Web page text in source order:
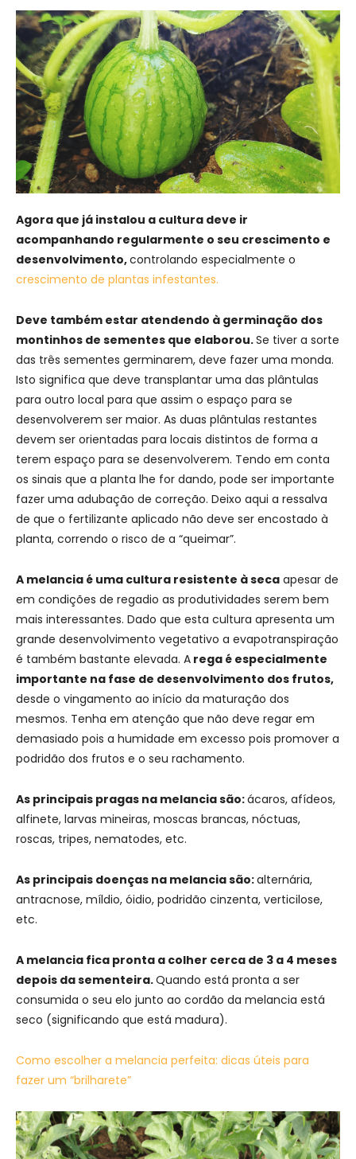
Agora que já instalou a cultura deve ir
acompanhando regularmente o seu crescimento e
desenvolvimento,controlando especialmente o
crescimento de plantas infestantes.
Deve também estar atendendo à germinação dos
montinhos de sementes que elaborou.Se tiver a sorte
das três sementes germinarem, deve fazer uma monda.
Isto significa que deve transplantar uma das plântulas
para outro local para que assim o espaço para se
desenvolverem ser maior. As duas plântulas restantes
devem ser orientadas para locais distintos de forma a
terem espaço para se desenvolverem. Tendo em conta
os sinais que a planta lhe for dando, pode ser importante
fazer uma adubação de correção. Deixo aqui a ressalva
de que o fertilizante aplicado não deve ser encostado à
planta, correndo o risco de a “queimar”.
A melancia é uma cultura resistente à seca apesar de
em condições de regadio as produtividades serem bem
mais interessantes. Dado que esta cultura apresenta um
grande desenvolvimento vegetativo a evapotranspiração
é também bastante elevada. A rega é especialmente
importante na fase de desenvolvimento dos frutos,
desde o vingamento ao início da maturação dos
mesmos. Tenha em atenção que não deve regar em
demasiado pois a humidade em excesso pois promover a
podridão dos frutos e o seu rachamento.
As principais pragas na melancia são:ácaros, afídeos,
alfinete, larvas mineiras, moscas brancas, nóctuas,
roscas, tripes, nematodes, etc.
As principais doenças na melancia são:alternária,
antracnose, míldio, óidio, podridão cinzenta, verticilose,
etc.
A melancia fica pronta a colher cerca de 3 a 4 meses
depois da sementeira.Quando está pronta a ser
consumida o seu elo junto ao cordão da melancia está
seco (significando que está madura).
Como escolher a melancia perfeita: dicas úteis para
fazer um “brilharete”